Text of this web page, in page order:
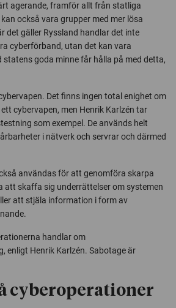
agerande, framför allt från statliga
också vara grupper med mer lösa
det gäller Ryssland handlar det inte
cyberförband, utan det kan vara
statens goda minne får hålla på med detta,
Det finns ingen total enighet om
cybervapen, men Henrik Karlzén tar
som exempel. De används helt
i nätverk och servrar och därmed
användas för att genomföra skarpa
att skaffa sig underrättelser om systemen
att stjäla information i form av
handlar om
enligt Henrik Karlzén. Sabotage är
cyberoperationer